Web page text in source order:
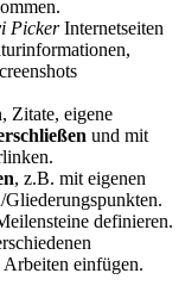
PickerInternetseiten
Zitate, eigene
und mit
, z.B. mit eigenen
Gliederungspunkten.
definieren.
einfügen.